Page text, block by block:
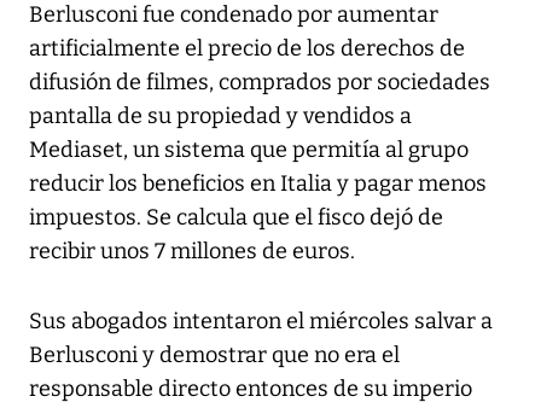
Berlusconi fue condenado por aumentar
artificialmente el precio de los derechos de
difusión de filmes, comprados por sociedades
pantalla de su propiedad y vendidos a
Mediaset, un sistema que permitía al grupo
reducir los beneficios en Italia y pagar menos
impuestos. Se calcula que el fisco dejó de
recibir unos 7 millones de euros.
Sus abogados intentaron el miércoles salvar a
Berlusconi y demostrar que no era el
responsable directo entonces de su imperio